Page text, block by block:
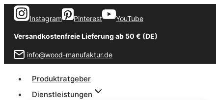
Zum
Inhalt
springen
Instagram Pinterest YouTube
Versandkostenfreie Lieferung ab 50 € (DE)
info@wood-manufaktur.de
Produktratgeber
Dienstleistungen